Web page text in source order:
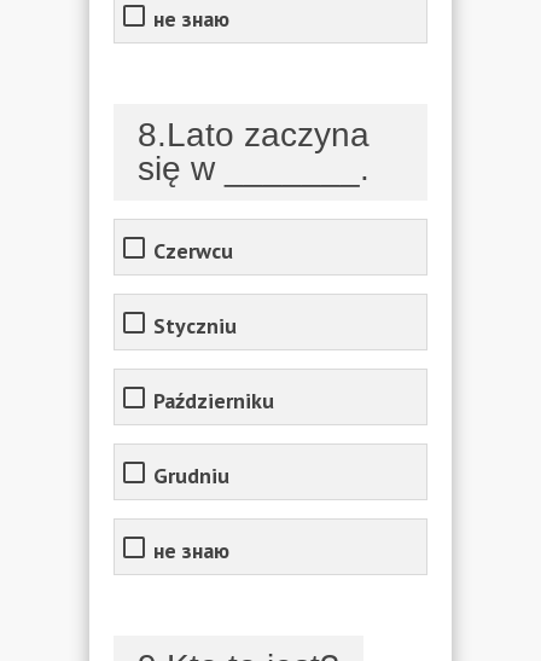
не знаю
8.Lato zaczyna
się w _______.
Czerwcu
Styczniu
Październiku
Grudniu
не знаю